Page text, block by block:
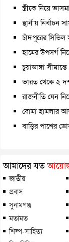
স্ত্রীকে নিয়ে
স্থানীয়
চাঁদপুরের সিভিল
হামের উপসর্গ
চুয়াডাঙ্গা
ভারত থেকে ২
রাজনীতি যেন
বোমা হামলার
বাড়ির পাশের
আমাদের যত
জাতীয়
প্রবাস
সুনামগঞ্জ
মতামত
শিল্প-সাহিত্য